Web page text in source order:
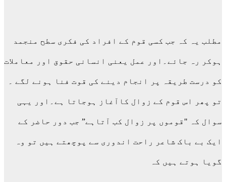
مطلب یہ کہ جب کسی قوم کے افراد کی فکری سطح منجمد
ہوکر رہ جائے۔اور عمل یعنی انسانی حقوق اور معاملات
کو درست طریقہ پر انجام دینے کی قوت فنا ہونے لگے ۔
تو پھر اس قوم کے زوال کاآغاز ہوجاتا ہے۔اور یہی
سوال کہ "قوموں پر زوال کب آتاہے” جب دور حاضر کے
ایک بے باک شاعر راحت اندوری سے پوچھتے ہیں تو وہ
گویا ہوتے ہیں کہ